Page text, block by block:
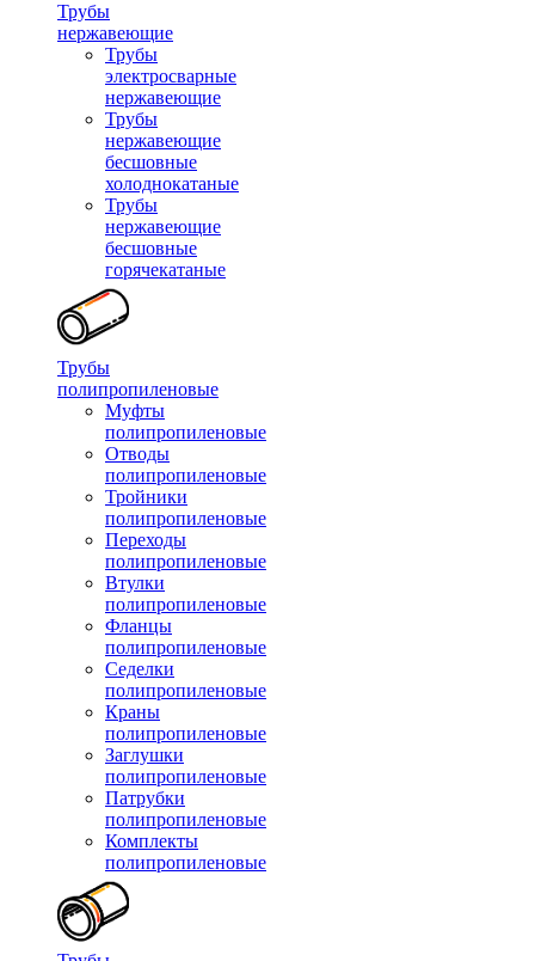
Трубы
нержавеющие
Трубы
электросварные
нержавеющие
Трубы
нержавеющие
бесшовные
холоднокатаные
Трубы
нержавеющие
бесшовные
горячекатаные
Трубы
полипропиленовые
Муфты
полипропиленовые
Отводы
полипропиленовые
Тройники
полипропиленовые
Переходы
полипропиленовые
Втулки
полипропиленовые
Фланцы
полипропиленовые
Седелки
полипропиленовые
Краны
полипропиленовые
Заглушки
полипропиленовые
Патрубки
полипропиленовые
Комплекты
полипропиленовые